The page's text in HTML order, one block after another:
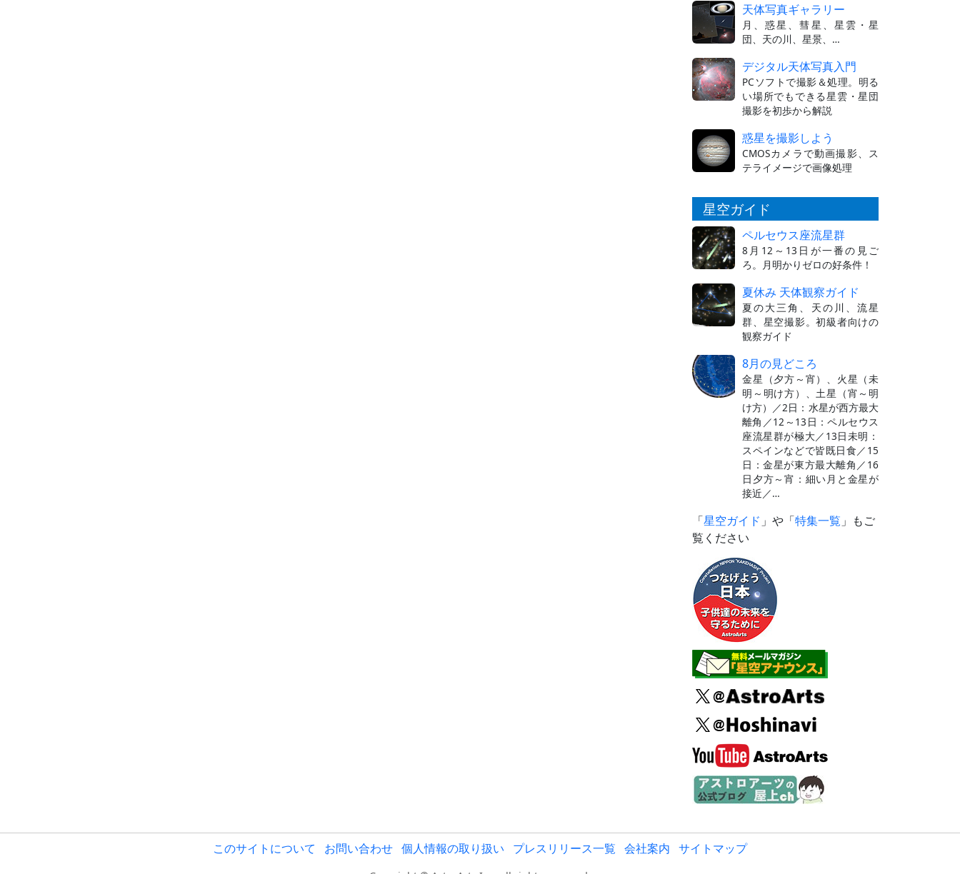
天体写真ギャラリー
月、惑星、彗星、星雲・星
団、天の川、星景、…
デジタル天体写真入門
PCソフトで撮影＆処理。明る
い場所でもできる星雲・星団
撮影を初歩から解説
惑星を撮影しよう
CMOSカメラで動画撮影、ス
テライメージで画像処理
星空ガイド
ペルセウス座流星群
8月12～13日が一番の見ご
ろ。月明かりゼロの好条件！
夏休み 天体観察ガイド
夏の大三角、天の川、流星
群、星空撮影。初級者向けの
観察ガイド
8月の見どころ
金星（夕方～宵）、火星（未
明～明け方）、土星（宵～明
け方）／2日：水星が西方最大
離角／12～13日：ペルセウス
座流星群が極大／13日未明：
スペインなどで皆既日食／15
日：金星が東方最大離角／16
日夕方～宵：細い月と金星が
接近／…
「星空ガイド 」や「特集一覧 」もご
覧ください
このサイトについて お問い合わせ 個人情報の取り扱い プレスリリース一覧 会社案内 サイトマップ